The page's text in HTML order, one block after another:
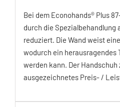
Bei dem Econohands® Plus
durch die Spezialbehandlung
reduziert. Die Wand weist
wodurch ein herausragendes
werden kann. Der
ausgezeichnetes Preis- /